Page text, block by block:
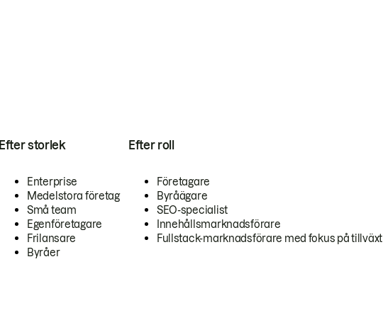
Efter storlek
Enterprise
Medelstora företag
Små team
Egenföretagare
Frilansare
Byråer
Efter roll
Företagare
Byråägare
SEO-specialist
Innehållsmarknadsförare
Fullstack-marknadsförare med fokus på tillväxt